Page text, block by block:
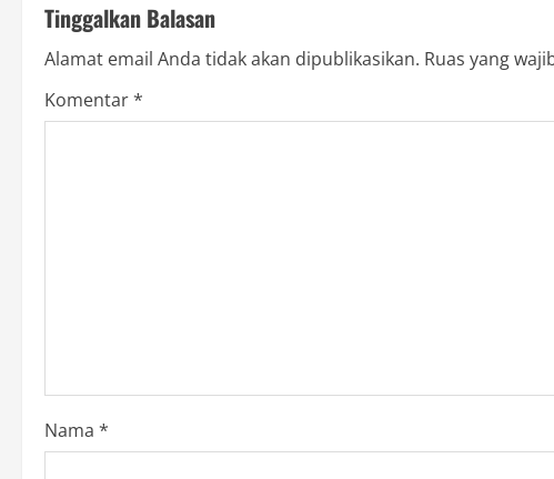
n
a
v
o
n
Tinggalkan Balasan
Alamat email Anda tidak akan dipublikasikan. Ruas yang
Komentar*
Nama *